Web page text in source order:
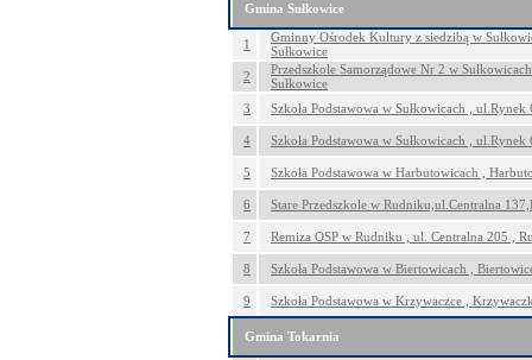
Gmina Sułkowice
1
Gminny Ośrodek Kultury z siedzibą w
Sułkowice
2
Przedszkole Samorządowe Nr 2 w
Sułkowice
3
Szkoła Podstawowa w Sułkowicach , ul.Rynek
4 Szkoła Podstawowa w Sułkowicach , ul.Rynek
5 Szkoła Podstawowa w Harbutowicach ,
6 Stare Przedszkole w Rudniku,ul.Centralna
7 Remiza OSP w Rudniku , ul. Centralna 205 ,
8 Szkoła Podstawowa w Biertowicach ,
9 Szkoła Podstawowa w Krzywaczce ,
Gmina Tokarnia